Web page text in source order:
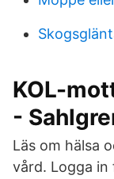
KOL-
-
Läs om hälsa
vård. Logga